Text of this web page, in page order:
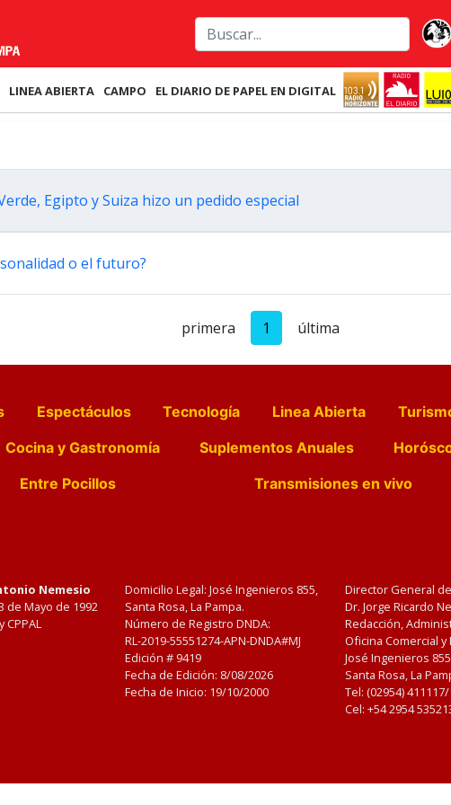
LINEA ABIERTA CAMPO EL DIARIO DE PAPEL EN DIGITAL
Egipto y Suiza hizo un pedido especial
o el futuro?
primera 1 última
Espectáculos Tecnología Linea Abierta
Cocina y Gastronomía Suplementos Anuales
Entre Pocillos Transmisiones en vivo
Nemesio
de Mayo de 1992
CPPAL
Domicilio Legal: José Ingenieros 855,
Santa Rosa, La Pampa.
Número de Registro DNDA:
RL-2019-55551274-APN-DNDA#MJ
Edición # 9419
Fecha de Edición: 8/08/2026
Fecha de Inicio: 19/10/2000
Director General
Dr. Jorge Ricardo
Redacción,
Oficina Comercial
José Ingenieros
Santa Rosa, La
Tel: (02954)
Cel: +54 2954